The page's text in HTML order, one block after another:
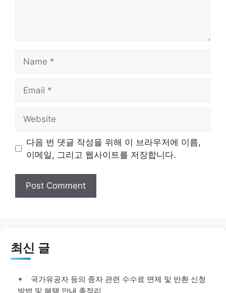
다음 번 댓글 작성을 위해 이 브라우저에 이름,
이메일, 그리고 웹사이트를 저장합니다.
최신 글
국가유공자 등의 종자 관련 수수료 면제 및 반환 신청
방법 및 혜택 안내 총정리